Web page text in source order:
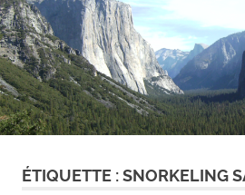
ÉTIQUETTE :SNORKELING